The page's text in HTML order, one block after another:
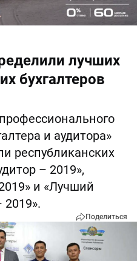
лучших
бухгалтеров
и аудитора»
республиканских
– 2019»,
и «Лучший
2019».
Поделиться